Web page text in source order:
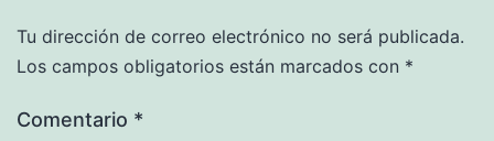
Tu dirección de correo electrónico no será publicada.
Los campos obligatorios están marcados con *
Comentario *